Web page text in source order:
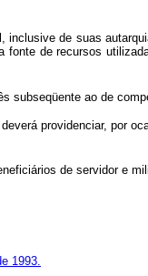
de suas
de recursos
subseqüente ao de
providenciar, por
de servidor e
1993.